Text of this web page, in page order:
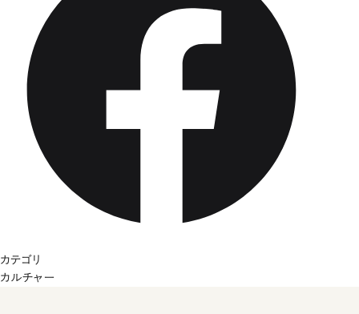
カテゴリ
カルチャー